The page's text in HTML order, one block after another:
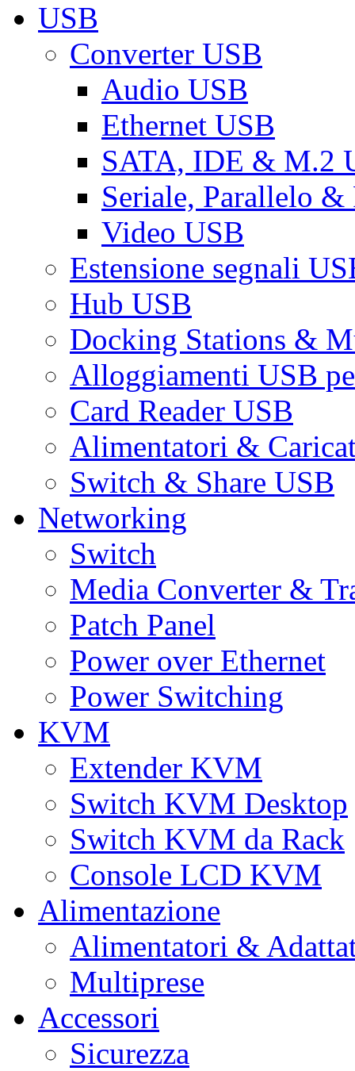
USB
Converter USB
Audio USB
Ethernet USB
SATA, IDE & M.2
Seriale, Parallelo &
Video USB
Estensione segnali
Hub USB
Docking Stations &
Alloggiamenti USB
Card Reader USB
Alimentatori &
Switch & Share USB
Networking
Switch
Media Converter &
Patch Panel
Power over Ethernet
Power Switching
KVM
Extender KVM
Switch KVM Desktop
Switch KVM da Rack
Console LCD KVM
Alimentazione
Alimentatori &
Multiprese
Accessori
Sicurezza